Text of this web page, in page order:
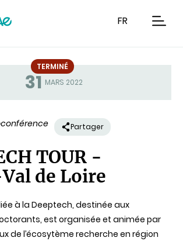
FR
31 MARS 2022
Statut
TERMINÉ
Partager
TOUR -
de Loire
à la Deeptech, destinée aux
est organisée et animée par
de l’écosytème recherche en région